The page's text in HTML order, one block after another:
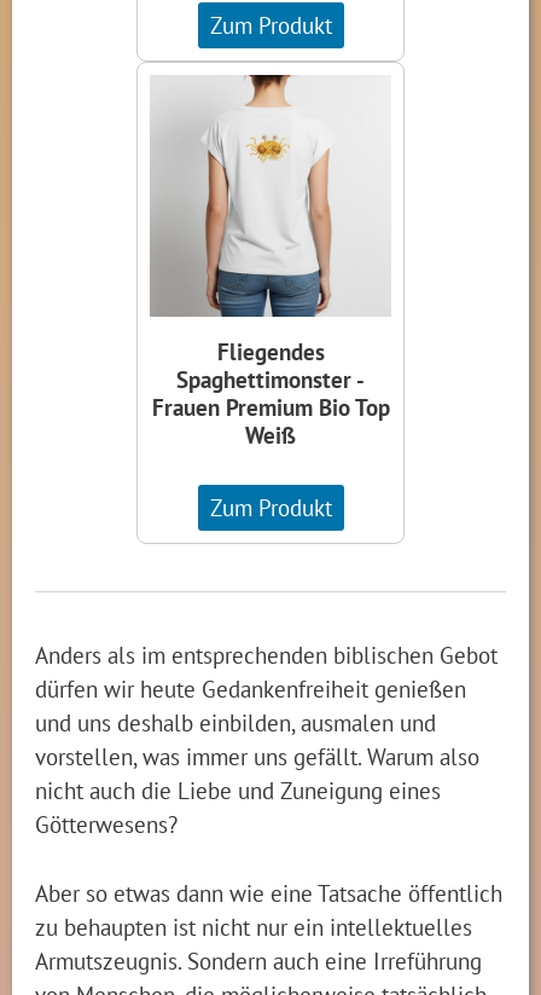
Zum Produkt
Fliegendes
Spaghettimonster -
Frauen Premium Bio Top
Weiß
Zum Produkt
Anders als im entsprechenden biblischen Gebot
dürfen wir heute Gedankenfreiheit genießen
und uns deshalb einbilden, ausmalen und
vorstellen, was immer uns gefällt. Warum also
nicht auch die Liebe und Zuneigung eines
Götterwesens?
Aber so etwas dann wie eine Tatsache öffentlich
zu behaupten ist nicht nur ein intellektuelles
Armutszeugnis. Sondern auch eine Irreführung